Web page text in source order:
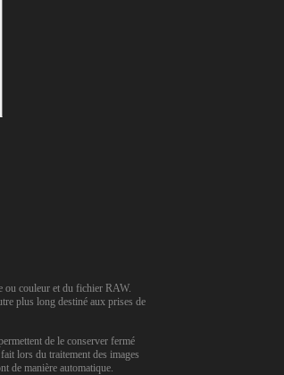
ou couleur et du fichier RAW.
plus long destiné aux prises de
de le conserver fermé
lors du traitement des images
de manière automatique.